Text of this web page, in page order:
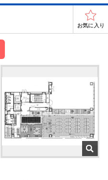
お気に入り